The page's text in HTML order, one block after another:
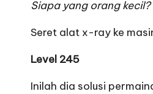
Siapa yang orang kecil?
Seret alat x-ray ke
Level 245
Inilah dia solusi